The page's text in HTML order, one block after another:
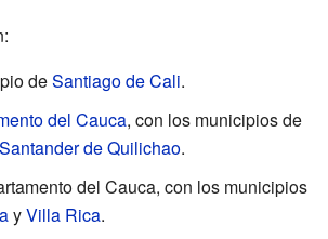
deSantiago de Cali.
del Cauca, con los municipios de
Santander de Quilichao.
del Cauca, con los municipios
yVilla Rica.